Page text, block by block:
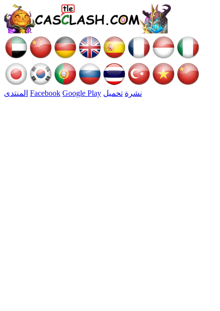
المنتدى Facebook Google Play نشرة تحميل